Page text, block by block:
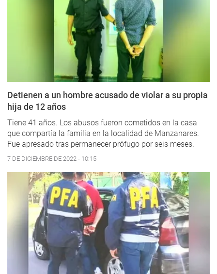
Detienen a un hombre acusado de violar a su propia
hija de 12 años
Tiene 41 años. Los abusos fueron cometidos en la casa
que compartía la familia en la localidad de Manzanares.
Fue apresado tras permanecer prófugo por seis meses.
7 DE DICIEMBRE DE 2022 - 10:15